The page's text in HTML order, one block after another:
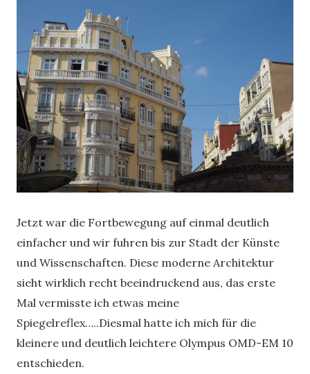
Jetzt war die Fortbewegung auf einmal deutlich
einfacher und wir fuhren bis zur Stadt der Künste
und Wissenschaften. Diese moderne Architektur
sieht wirklich recht beeindruckend aus, das erste
Mal vermisste ich etwas meine
Spiegelreflex…..Diesmal hatte ich mich für die
kleinere und deutlich leichtere Olympus OMD-EM 10
entschieden.